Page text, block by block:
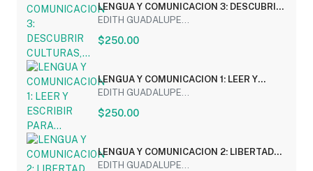
LENGUA Y COMUNICACION 3: DESCUBRIR
CULTURAS,...
EDITH GUADALUPE...
$250.00
LENGUA Y COMUNICACION 1: LEER Y
ESCRIBIR PARA...
EDITH GUADALUPE...
$250.00
LENGUA Y COMUNICACION 2: LIBERTAD
PARA IMAGINAR,...
EDITH GUADALUPE...